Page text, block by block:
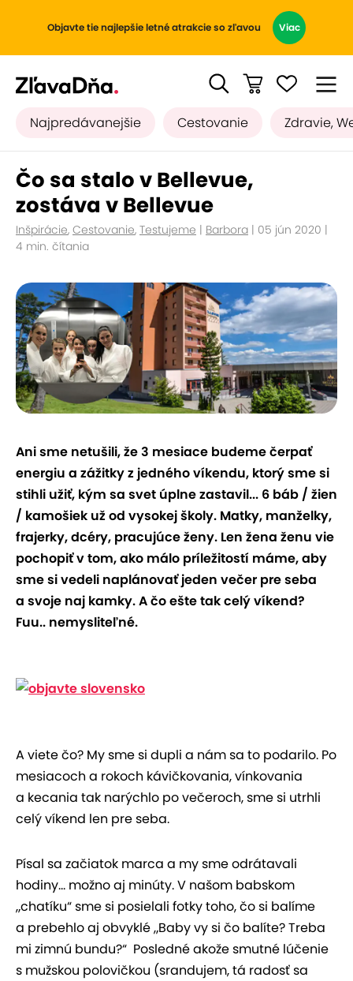
Objavte tie najlepšie letné atrakcie so zľavou Viac
Najpredávanejšie Cestovanie Zdravie,
Čo sa stalo v Bellevue,
zostáva v Bellevue
Inšpirácie, Cestovanie, Testujeme | Barbora | 05 jún 2020 |
4 min. čítania
Ani sme netušili, že 3 mesiace budeme čerpať
energiu a zážitky z jedného víkendu, ktorý sme si
stihli užiť, kým sa svet úplne zastavil... 6 báb / žien
/ kamošiek už od vysokej školy. Matky, manželky,
frajerky, dcéry, pracujúce ženy. Len žena ženu vie
pochopiť v tom, ako málo príležitostí máme, aby
sme si vedeli naplánovať jeden večer pre seba
a svoje naj kamky. A čo ešte tak celý víkend?
Fuu.. nemysliteľné.
A viete čo? My sme si dupli a nám sa to podarilo. Po
mesiacoch a rokoch kávičkovania, vínkovania
a kecania tak narýchlo po večeroch, sme si utrhli
celý víkend len pre seba.
Písal sa začiatok marca a my sme odrátavali
hodiny... možno aj minúty. V našom babskom
„chatíku“ sme si posielali fotky toho, čo si balíme
a prebehlo aj obvyklé„Baby vy si čo balíte? Treba
mi zimnú bundu?“ Posledné akože smutné lúčenie
s mužskou polovičkou (srandujem, tá radosť sa